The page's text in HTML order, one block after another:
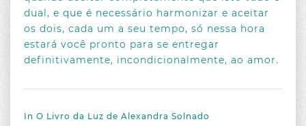
SOBRE A AUTORA
CATEGORIAS
KARMA E VIDAS PASSADAS
dual, e que é necessário harmonizar e aceitar
os dois, cada um a seu tempo, só nessa hora
estará você pronto para se entregar
definitivamente, incondicionalmente, ao amor.
In O Livro da Luz de Alexandra Solnado